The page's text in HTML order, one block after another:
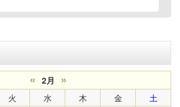
« 2月 »
火 水 木 金
土